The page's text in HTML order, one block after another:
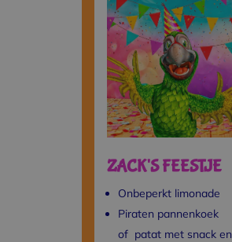
ZACK'S FEESTJE
Onbeperkt limonade
Piraten pannenkoek
of patat met snack en